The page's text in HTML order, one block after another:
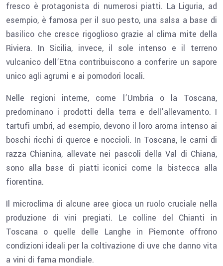
fresco è protagonista di numerosi piatti. La Liguria, ad
esempio, è famosa per il suo pesto, una salsa a base di
basilico che cresce rigoglioso grazie al clima mite della
Riviera. In Sicilia, invece, il sole intenso e il terreno
vulcanico dell’Etna contribuiscono a conferire un sapore
unico agli agrumi e ai pomodori locali.
Nelle regioni interne, come l’Umbria o la Toscana,
predominano i prodotti della terra e dell’allevamento. I
tartufi umbri, ad esempio, devono il loro aroma intenso ai
boschi ricchi di querce e noccioli. In Toscana, le carni di
razza Chianina, allevate nei pascoli della Val di Chiana,
sono alla base di piatti iconici come la bistecca alla
fiorentina.
Il microclima di alcune aree gioca un ruolo cruciale nella
produzione di vini pregiati. Le colline del Chianti in
Toscana o quelle delle Langhe in Piemonte offrono
condizioni ideali per la coltivazione di uve che danno vita
a vini di fama mondiale.